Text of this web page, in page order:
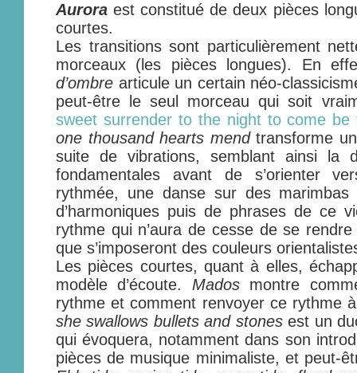
Aurora est constitué de deux pièces
courtes.
Les transitions sont particulièrement
morceaux (les pièces longues). En
d’ombre articule un certain néo-
peut-être le seul morceau qui soit
sweet surrender to the night to come be
one thousand hearts mendtransforme
suite de vibrations, semblant ainsi la
fondamentales avant de s’orienter
rythmée, une danse sur des marimbas
d’harmoniques puis de phrases de ce
rythme qui n’aura de cesse de se
que s’imposeront des couleurs
Les pièces courtes, quant à elles,
modèle d’écoute. Madosmontre
rythme et comment renvoyer ce rythme
she swallows bullets and stonesest un
qui évoquera, notamment dans son
pièces de musique minimaliste, et peut-